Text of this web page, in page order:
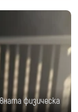
физическа